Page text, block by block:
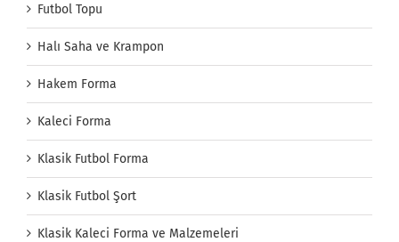
Futbol Topu
Halı Saha ve Krampon
Hakem Forma
Kaleci Forma
Klasik Futbol Forma
Klasik Futbol Şort
Klasik Kaleci Forma ve Malzemeleri